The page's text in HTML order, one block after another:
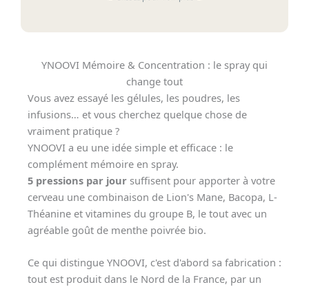
YNOOVI Mémoire & Concentration : le spray qui
change tout
Vous avez essayé les gélules, les poudres, les
infusions… et vous cherchez quelque chose de
vraiment pratique ?
YNOOVI a eu une idée simple et efficace : le
complément mémoire en spray.
5 pressions par jour suffisent pour apporter à votre
cerveau une combinaison de Lion's Mane, Bacopa, L-
Théanine et vitamines du groupe B, le tout avec un
agréable goût de menthe poivrée bio.
Ce qui distingue YNOOVI, c'est d'abord sa fabrication :
tout est produit dans le Nord de la France, par un